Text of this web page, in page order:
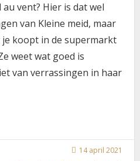
vent? Hier is dat wel
van Kleine meid, maar
koopt in de supermarkt
weet wat goed is
van verrassingen in haar
14 april 2021